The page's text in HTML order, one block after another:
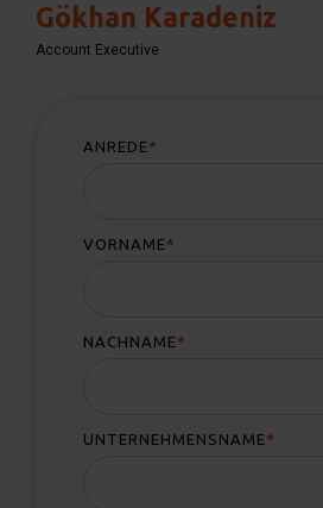
Gökhan Karadeniz
Account Executive
ANREDE *
VORNAME *
NACHNAME *
UNTERNEHMENSNAME *